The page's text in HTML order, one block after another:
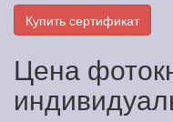
Купить сертификат
Цена